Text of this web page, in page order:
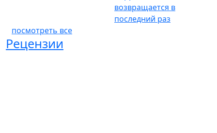
возвращается в
последний раз
посмотреть все
Рецензии